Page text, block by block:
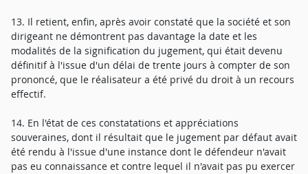
13. Il retient, enfin, après avoir constaté que la société et son
dirigeant ne démontrent pas davantage la date et les
modalités de la signification du jugement, qui était devenu
définitif à l'issue d'un délai de trente jours à compter de son
prononcé, que le réalisateur a été privé du droit à un recours
effectif.
14. En l'état de ces constatations et appréciations
souveraines, dont il résultait que le jugement par défaut avait
été rendu à l'issue d'une instance dont le défendeur n'avait
pas eu connaissance et contre lequel il n'avait pas pu exercer